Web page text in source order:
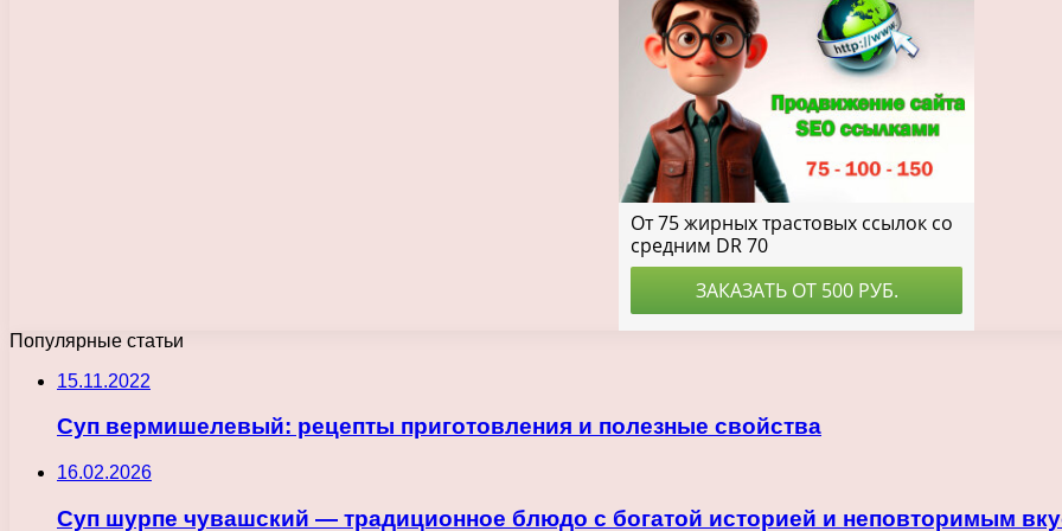
Популярные статьи
15.11.2022
Суп вермишелевый: рецепты приготовления и полезные свойства
16.02.2026
Суп шурпе чувашский — традиционное блюдо с богатой историей и неповторимым